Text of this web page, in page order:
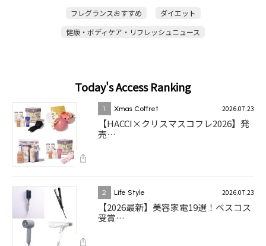
フレグランスおすすめ
ダイエット
健康・ボディケア・リフレッシュニュース
Today's Access Ranking
1 Xmas Coffret 2026.07.23
【HACCI×クリスマスコフレ2026】発
売…
2 Life Style 2026.07.23
【2026最新】美容家電19選！ベスコス
受賞…